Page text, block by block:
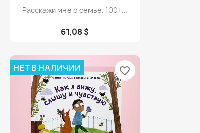
Просмотр
Расскажи мне о семье. 100+...
61,08 $
НЕТ В НАЛИЧИИ favorite_border